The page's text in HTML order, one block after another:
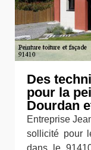
Des
pour la
Dourdan
Entreprise
sollicité pour
dans le